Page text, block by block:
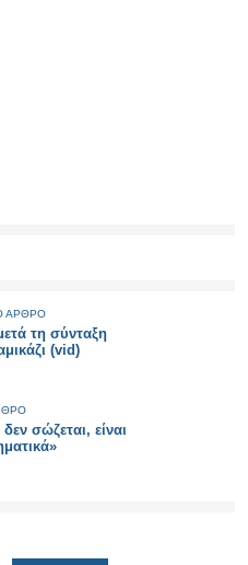
ΑΡΘΡΟ
τη σύνταξη
(vid)
σώζεται, είναι